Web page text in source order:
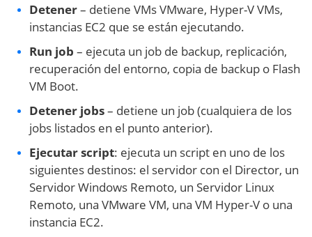
Detener– detiene VMs VMware, Hyper-V VMs,
instancias EC2 que se están ejecutando.
Run job – ejecuta un job de backup, replicación,
recuperación del entorno, copia de backup o Flash
VM Boot.
Detener jobs– detiene un job (cualquiera de los
jobs listados en el punto anterior).
Ejecutar script: ejecuta un script en uno de los
siguientes destinos: el servidor con el Director, un
Servidor Windows Remoto, un Servidor Linux
Remoto, una VMware VM, una VM Hyper-V o una
instancia EC2.